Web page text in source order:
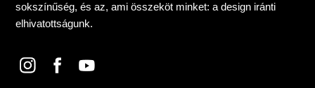
sokszínűség, és az, ami összeköt minket: a design iránti
elhivatottságunk.